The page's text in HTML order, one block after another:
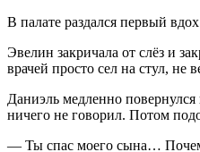
В палате раздался первый
Эвелин закричала от слёз и
врачей просто сел на стул, не
Даниэль медленно
ничего не говорил. Потом
— Ты спас моего сына…